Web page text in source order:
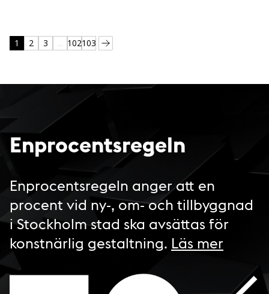
1 2 3 ... 102103
Enprocentsregeln
Enprocentsregeln anger att en
procent vid ny-, om- och tillbyggnad
i Stockholm stad ska avsättas för
konstnärlig gestaltning. Läs mer